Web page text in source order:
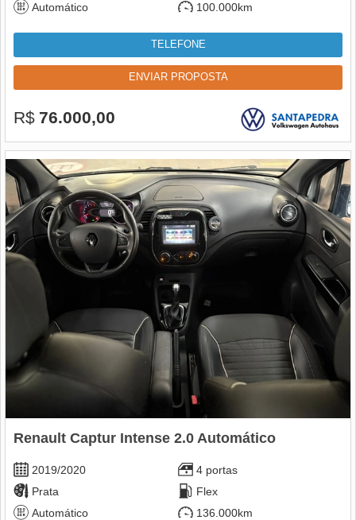
Automático
100.000km
TELEFONE
ENVIAR PROPOSTA
R$ 76.000,00
Renault Captur Intense 2.0 Automático
2019/2020
4 portas
Prata
Flex
Automático
136.000km